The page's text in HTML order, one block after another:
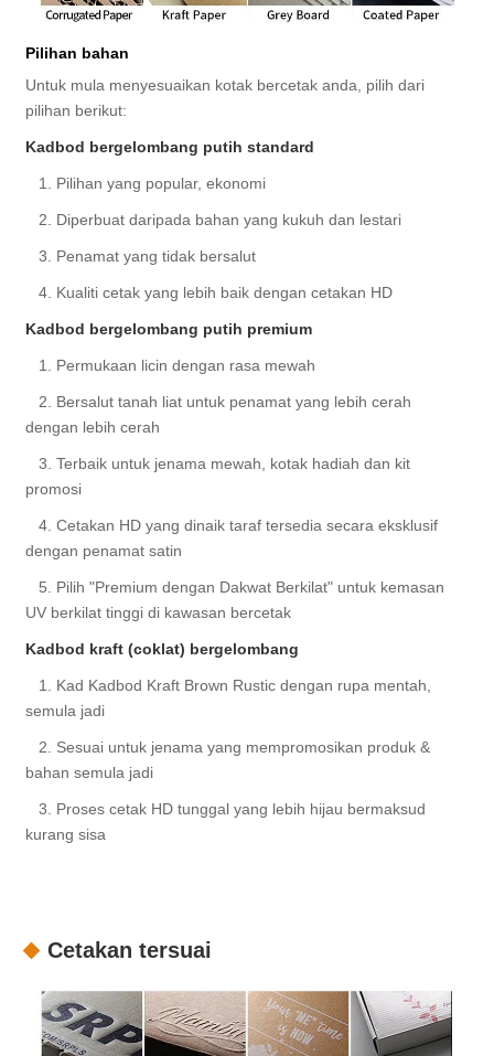
Pilihan bahan
Untuk mula menyesuaikan kotak bercetak anda, pilih dari
pilihan berikut:
Kadbod bergelombang putih standard
1. Pilihan yang popular, ekonomi
2. Diperbuat daripada bahan yang kukuh dan lestari
3. Penamat yang tidak bersalut
4. Kualiti cetak yang lebih baik dengan cetakan HD
Kadbod bergelombang putih premium
1. Permukaan licin dengan rasa mewah
2. Bersalut tanah liat untuk penamat yang lebih cerah
dengan lebih cerah
3. Terbaik untuk jenama mewah, kotak hadiah dan kit
promosi
4. Cetakan HD yang dinaik taraf tersedia secara eksklusif
dengan penamat satin
5. Pilih "Premium dengan Dakwat Berkilat" untuk kemasan
UV berkilat tinggi di kawasan bercetak
Kadbod kraft (coklat) bergelombang
1. Kad Kadbod Kraft Brown Rustic dengan rupa mentah,
semula jadi
2. Sesuai untuk jenama yang mempromosikan produk &
bahan semula jadi
3. Proses cetak HD tunggal yang lebih hijau bermaksud
kurang sisa
Cetakan tersuai